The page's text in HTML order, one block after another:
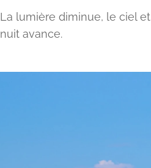
La lumière diminue, le ciel
nuit avance.